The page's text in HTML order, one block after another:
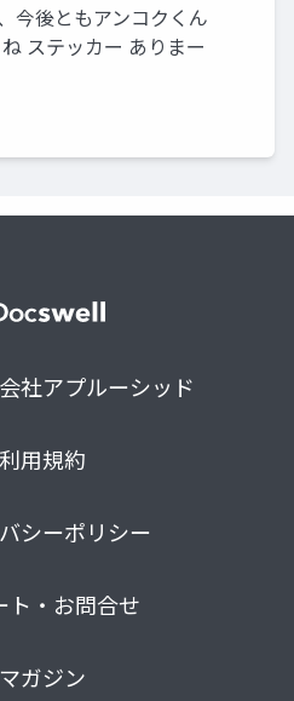
今後ともアンコクくん
ステッカー ありまー
社アプルーシッド
利用規約
シーポリシー
ト・お問合せ
マガジン